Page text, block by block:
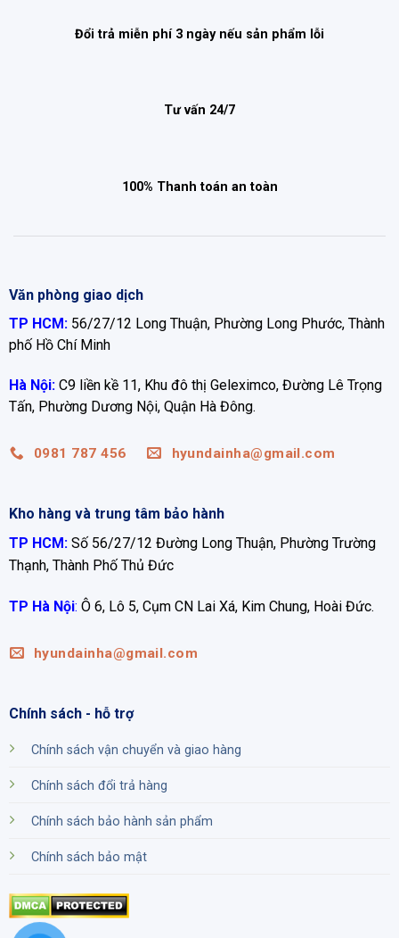
Đổi trả miễn phí 3 ngày nếu sản phẩm lỗi
Tư vấn 24/7
100% Thanh toán an toàn
Văn phòng giao dịch
TP HCM: 56/27/12 Long Thuận, Phường Long Phước, Thành
phố Hồ Chí Minh
Hà Nội:C9 liền kề 11, Khu đô thị Geleximco, Đường Lê Trọng
Tấn, Phường Dương Nội, Quận Hà Đông.
0981 787 456 hyundainha@gmail.com
Kho hàng và trung tâm bảo hành
TP HCM: Số 56/27/12 Đường Long Thuận, Phường Trường
Thạnh, Thành Phố Thủ Đức
TP Hà Nội: Ô 6, Lô 5, Cụm CN Lai Xá, Kim Chung, Hoài Đức.
hyundainha@gmail.com
Chính sách - hỗ trợ
Chính sách vận chuyển và giao hàng
Chính sách đổi trả hàng
Chính sách bảo hành sản phẩm
Chính sách bảo mật